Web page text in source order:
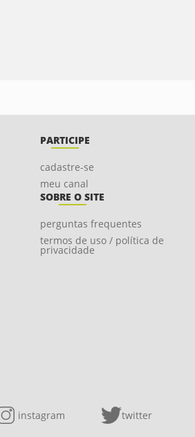
PARTICIPE
cadastre-se
meu canal
SOBRE O SITE
perguntas frequentes
termos de uso / política de
privacidade
instagram twitter